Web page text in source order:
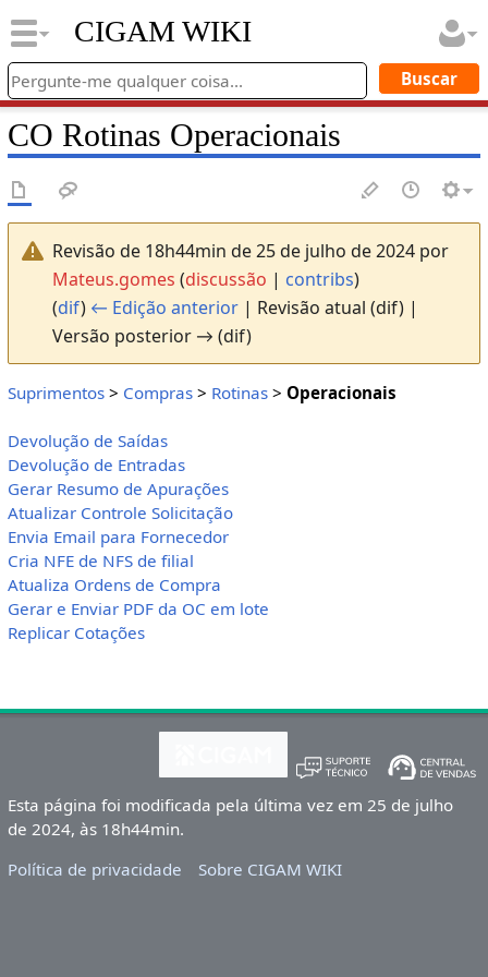
CIGAM WIKI
CO Rotinas Operacionais
Revisão de 18h44min de 25 de julho de 2024 por
Mateus.gomes (discussão | contribs)
(dif) ← Edição anterior| Revisão atual (dif) |
Versão posterior → (dif)
Suprimentos> Compras> Rotinas> Operacionais
Devolução de Saídas
Devolução de Entradas
Gerar Resumo de Apurações
Atualizar Controle Solicitação
Envia Email para Fornecedor
Cria NFE de NFS de filial
Atualiza Ordens de Compra
Gerar e Enviar PDF da OC em lote
Replicar Cotações
Esta página foi modificada pela última vez em 25 de julho
de 2024, às 18h44min.
Política de privacidade
Sobre CIGAM WIKI